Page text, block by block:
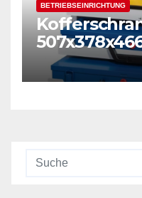
BETRIEBSEINRICHTUNG
RAL 7035